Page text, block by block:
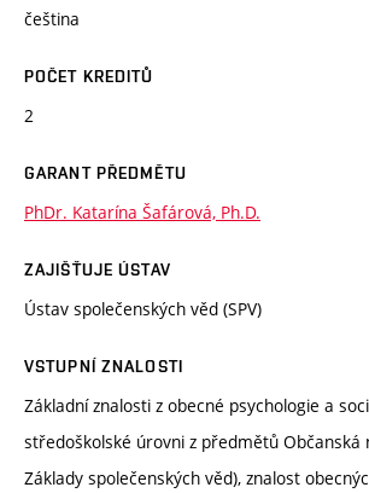
čeština
POČET KREDITŮ
2
GARANT PŘEDMĚTU
PhDr. Katarína Šafárová, Ph.D.
ZAJIŠŤUJE ÚSTAV
Ústav společenských věd (SPV)
VSTUPNÍ ZNALOSTI
Základní znalosti z obecné psychologie a
středoškolské úrovni z předmětů Občanská
Základy společenských věd), znalost